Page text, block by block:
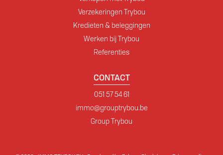
Verzekeringen Trybou
Kredieten & beleggingen
Werken bij Trybou
Referenties
CONTACT
051 57 54 61
immo@grouptrybou.be
Group Trybou